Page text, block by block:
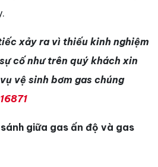
xảy ra vì thiếu kinh nghiệm
cố như trên quý khách xin
vệ sinh bơm gas chúng
giữa gas ấn độ và gas